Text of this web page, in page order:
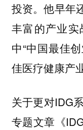
投资。他早年
丰富的产业实
中“中国最佳
佳医疗健康产
关于更对IDG
专题文章《